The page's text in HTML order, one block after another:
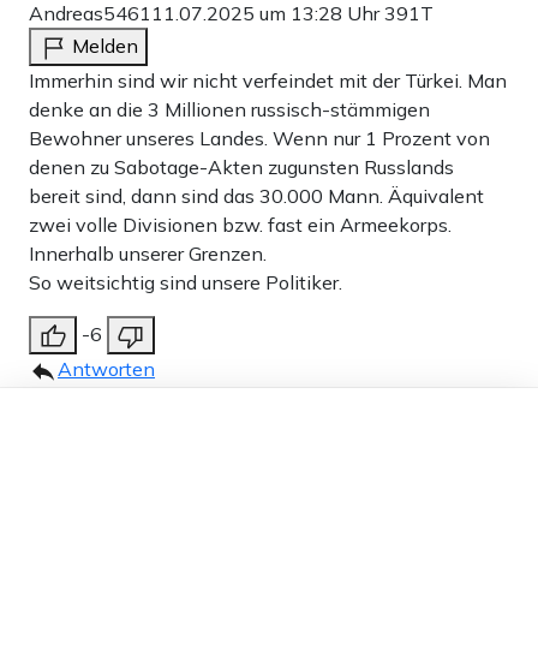
Andreas5461 11.07.2025 um 13:28 Uhr391T
Melden
Immerhin sind wir nicht verfeindet mit der Türkei. Man
denke an die 3 Millionen russisch-stämmigen
Bewohner unseres Landes. Wenn nur 1 Prozent von
denen zu Sabotage-Akten zugunsten Russlands
bereit sind, dann sind das 30.000 Mann. Äquivalent
zwei volle Divisionen bzw. fast ein Armeekorps.
Innerhalb unserer Grenzen.
So weitsichtig sind unsere Politiker.
-6
Antworten